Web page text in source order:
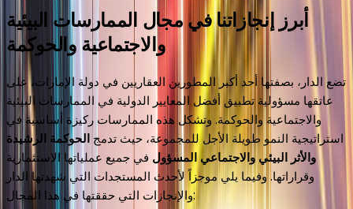
أبرز إنجازاتنا في مجال الممارسات البيئية
والاجتماعية والحوكمة
تضع الدار، بصفتها أحد أكبر المطورين العقاريين في دولة الإمارات، على
عاتقها مسؤولية تطبيق أفضل المعايير الدولية في الممارسات البيئية
والاجتماعية والحوكمة. وتشكل هذه الممارسات ركيزة أساسية في
استراتيجية النمو طويلة الأجل للمجموعة، حيث تدمج الحوكمة الرشيدة
والأثر البيئي والاجتماعي المسؤول في جميع عملياتها الاستثمارية
وقراراتها. وفيما يلي موجزاً لأحدث المستجدات التي شهدتها الدار
والإنجازات التي حققتها في هذا المجال: